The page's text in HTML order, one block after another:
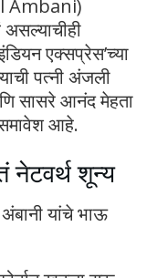
Ambani)
असल्याचीही
एक्सप्रेस’च्या
पत्नी अंजली
सासरे आनंद मेहता
आहे.
नेटवर्थ शून्य
यांचे भाऊ